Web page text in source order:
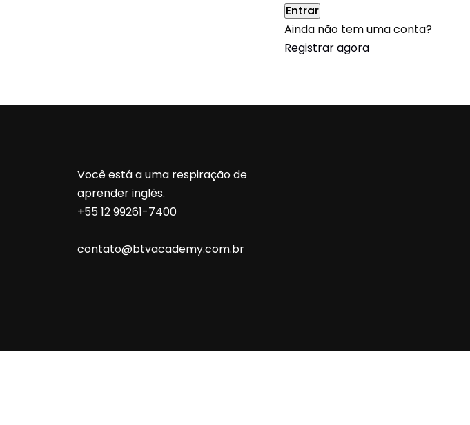
Entrar
Ainda não tem uma conta?
Registrar agora
Você está a uma respiração de
aprender inglês.
+55 12 99261-7400
contato@btvacademy.com.br